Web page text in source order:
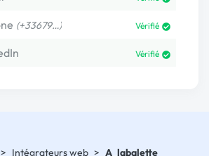
(+33679…) Vérifié
Vérifié
> Intégrateurs web > A_labalette